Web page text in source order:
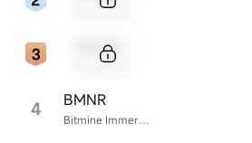
4 Bitmine Immersion Technologies
BMNR